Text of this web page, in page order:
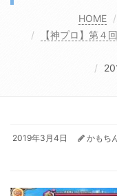
HOME
【神プロ】第４
2019年3月4日 かもち